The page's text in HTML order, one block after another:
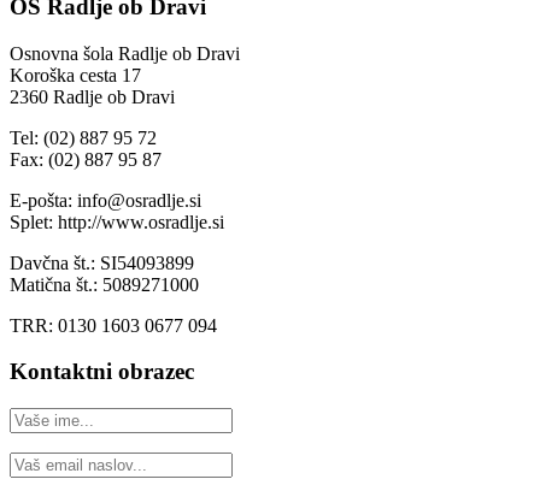
OŠ Radlje ob Dravi
Osnovna šola Radlje ob Dravi
Koroška cesta 17
2360 Radlje ob Dravi
Tel: (02) 887 95 72
Fax: (02) 887 95 87
E-pošta: info@osradlje.si
Splet: http://www.osradlje.si
Davčna št.: SI54093899
Matična št.: 5089271000
TRR: 0130 1603 0677 094
Kontaktni obrazec